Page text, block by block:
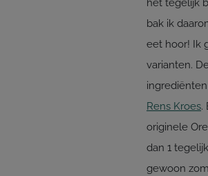
het tegelijk
bak ik
eet hoor! Ik
varianten.
Rens Kroes.
originele
dan 1
gewoon